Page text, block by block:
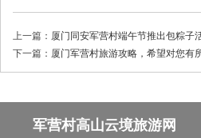
上一篇： 厦门同安军营村端午节推出包粽子
下一篇： 厦门军营村旅游攻略，希望对您有
军营村高山云境旅游网